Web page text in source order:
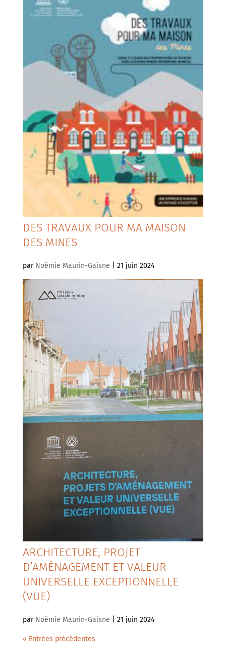
DES TRAVAUX POUR MA MAISON
DES MINES
par Noëmie Maurin-Gaisne 21 juin 2024
ARCHITECTURE, PROJET
D’AMÉNAGEMENT ET VALEUR
UNIVERSELLE EXCEPTIONNELLE
(VUE)
par Noëmie Maurin-Gaisne 21 juin 2024
« Entrées précédentes